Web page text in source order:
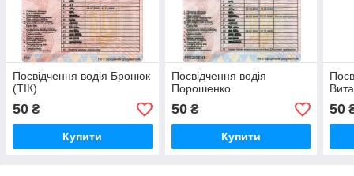
Посвідчення водія Бронюк
(ТІК)
50 ₴
Купити
Посвідчення водія
Порошенко
50₴
Купити
50